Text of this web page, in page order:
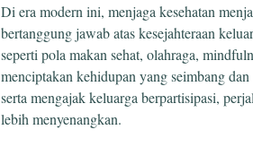
Di era modern ini, menjaga kesehatan
bertanggung jawab atas kesejahteraan
seperti pola makan sehat, olahraga,
menciptakan kehidupan yang seimbang
serta mengajak keluarga berpartisipasi,
lebih menyenangkan.